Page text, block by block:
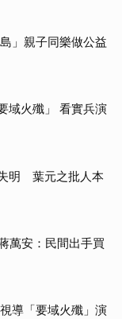
」親子同樂做公益
域火殲」 看實兵演
明 葉元之批人本
萬安：民間出手買
導「要域火殲」演